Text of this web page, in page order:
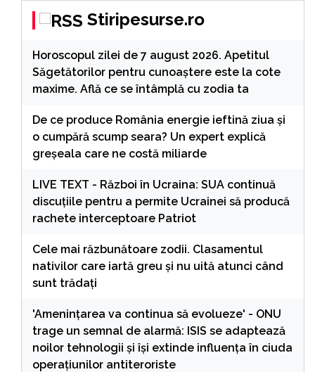
Stiripesurse.ro
Horoscopul zilei de 7 august 2026. Apetitul
Săgetătorilor pentru cunoaștere este la cote
maxime. Află ce se întâmplă cu zodia ta
De ce produce România energie ieftină ziua și
o cumpără scump seara? Un expert explică
greșeala care ne costă miliarde
LIVE TEXT - Război în Ucraina: SUA continuă
discuțiile pentru a permite Ucrainei să producă
rachete interceptoare Patriot
Cele mai răzbunătoare zodii. Clasamentul
nativilor care iartă greu și nu uită atunci când
sunt trădați
'Amenințarea va continua să evolueze' - ONU
trage un semnal de alarmă: ISIS se adaptează
noilor tehnologii și își extinde influența în ciuda
operațiunilor antiteroriste